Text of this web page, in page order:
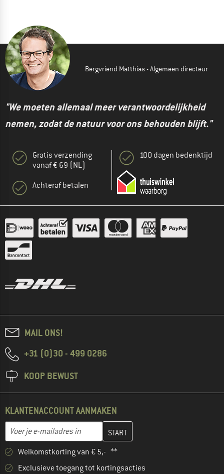
Bergvriend Matthias - Algemeen directeur
"We moeten allemaal meer verantwoordelijkheid
nemen, zodat de natuur voor ons behouden blijft."
Gratis verzending
vanaf € 69 (NL)
Achteraf betalen
100 dagen bedenktijd
MAIL ONS!
+31 (0)30 - 499 0286
KOOP BEWUST
KLANTENACCOUNT AANMAKEN
E-mailadres
Vul je e-mailadres hier in en maak in de volgende stap je
Welkomstkorting van € 5,- **
Exclusieve toegang tot kortingsacties